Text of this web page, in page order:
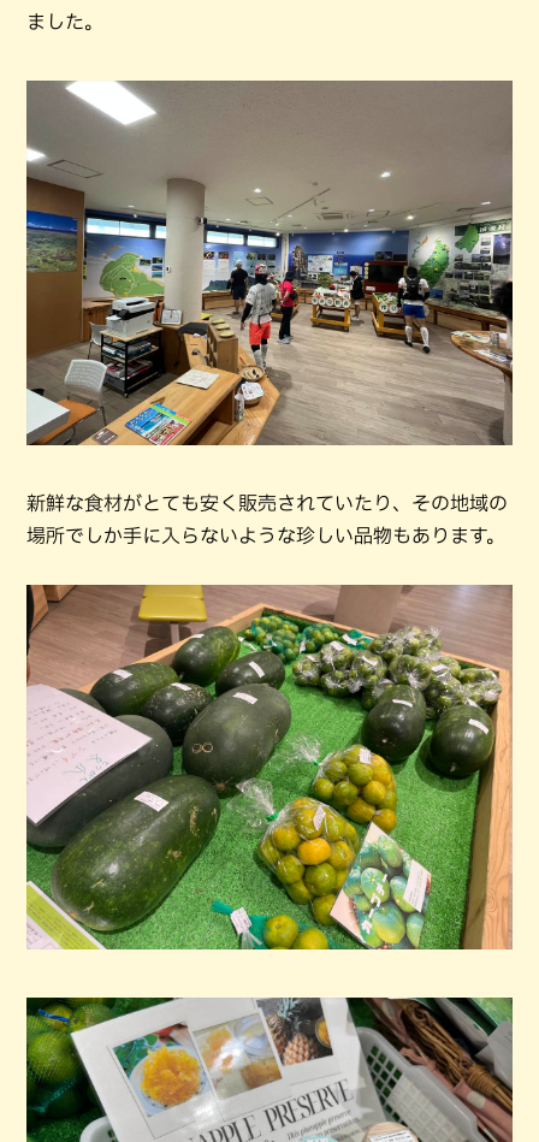
ました。
新鮮な食材がとても安く販売されていたり、その地域の
場所でしか手に入らないような珍しい品物もあります。